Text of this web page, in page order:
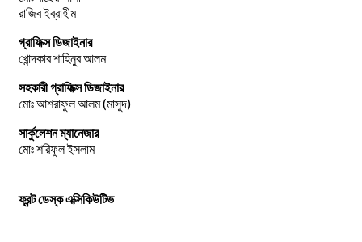
রাজিব ইব্রাহীম
গ্রাফিক্স ডিজাইনার
খোন্দকার শাহিনুর আলম
সহকারী গ্রাফিক্স ডিজাইনার
মোঃ আশরাফুল আলম (মাসুদ)
সার্কুলেশন ম্যানেজার
মোঃ শরিফুল ইসলাম
ফ্রন্ট ডেস্ক এক্সিকিউটিভ